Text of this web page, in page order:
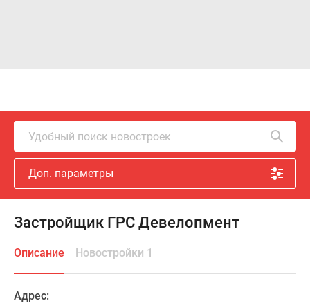
Удобный поиск новостроек
Доп. параметры
Застройщик ГРС Девелопмент
Описание Новостройки 1
Адрес: